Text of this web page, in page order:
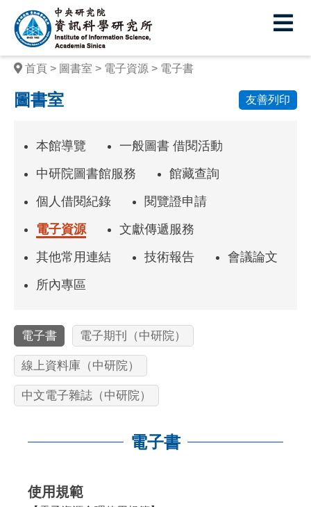
中
央
研
究
院
學
研
究
所
首頁 圖書室 電子資源 電子書
圖書室 友善列印
本館導覽
一般圖書 借閱活動
中研院圖書館服務
館藏查詢
個人借閱紀錄
閱覽證申請
電子資源
文獻傳遞服務
其他常用連結
技術報告
會議論文
所內專區
電子書 電子期刊（中研院）
線上資料庫（中研院）
中文電子雜誌（中研院）
電子書
使用規範